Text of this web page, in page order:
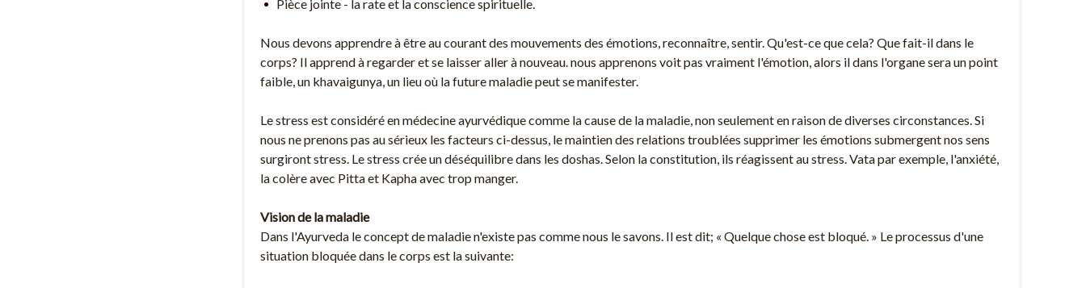
Pièce jointe - la rate et la conscience spirituelle.
Nous devons apprendre à être au courant des mouvements des émotions, reconnaître, sentir. Qu'est-ce que cela? Que fait-il dans le
corps? Il apprend à regarder et se laisser aller à nouveau. nous apprenons voit pas vraiment l'émotion, alors il dans l'organe sera un point
faible, un khavaigunya, un lieu où la future maladie peut se manifester.
Le stress est considéré en médecine ayurvédique comme la cause de la maladie, non seulement en raison de diverses circonstances. Si
nous ne prenons pas au sérieux les facteurs ci-dessus, le maintien des relations troublées supprimer les émotions submergent nos sens
surgiront stress. Le stress crée un déséquilibre dans les doshas. Selon la constitution, ils réagissent au stress. Vata par exemple, l'anxiété,
la colère avec Pitta et Kapha avec trop manger.
Vision de la maladie
Dans l'Ayurveda le concept de maladie n'existe pas comme nous le savons. Il est dit; « Quelque chose est bloqué. » Le processus d'une
situation bloquée dans le corps est la suivante: